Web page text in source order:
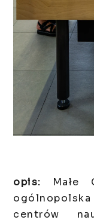
opis:
Małe
centrów